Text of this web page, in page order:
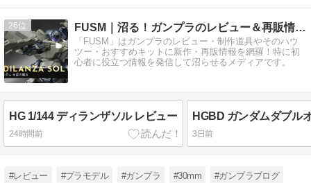
26 FUSM｜沼る！ガンプラのレビュー＆再販情報発信ブログ
「FUSM」はガンプラのレビュー・制作道具やそのハウ
ツー・おすすめキットに新作・再販情報を網羅！特に初
心者に役立つ情報を発信して沼らせるメディアです。
HG 1/144 ディランザソル レビュー
24時間前 3日前
#レビュー #プラモデル #ガンプラ #30mm #ガンプラブログ